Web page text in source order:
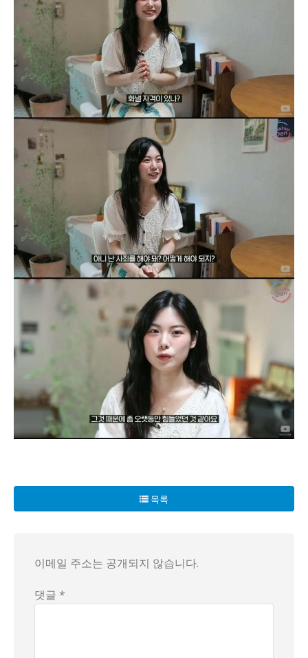
한 누나는 자신의 일본인 친척을 언급하며, 수업 중 역사적
이번 사건은 단순한 차별이나 괴롭힘의 문제를 넘어, 한일
목록
이메일 주소는 공개되지 않습니다.
댓글 *